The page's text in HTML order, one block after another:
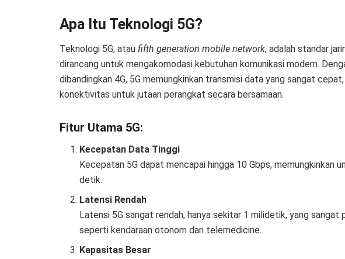
Apa Itu Teknologi 5G?
Teknologi 5G, atau fifth generation mobile network, adalah standar
dirancang untuk mengakomodasi kebutuhan komunikasi modern.
dibandingkan 4G, 5G memungkinkan transmisi data yang sangat
konektivitas untuk jutaan perangkat secara bersamaan.
Fitur Utama 5G:
Kecepatan Data Tinggi
Kecepatan 5G dapat mencapai hingga 10 Gbps, memungkinkan
detik.
Latensi Rendah
Latensi 5G sangat rendah, hanya sekitar 1 milidetik, yang
seperti kendaraan otonom dan telemedicine.
Kapasitas Besar